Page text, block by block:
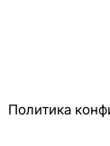
Политика